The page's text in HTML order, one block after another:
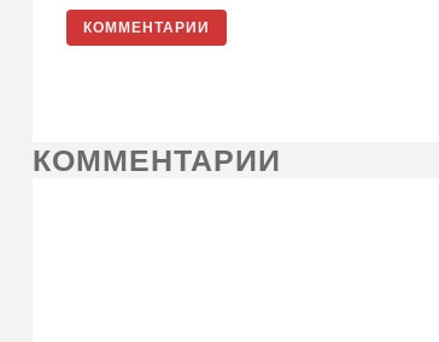
КОММЕНТАРИИ
КОММЕНТАРИИ